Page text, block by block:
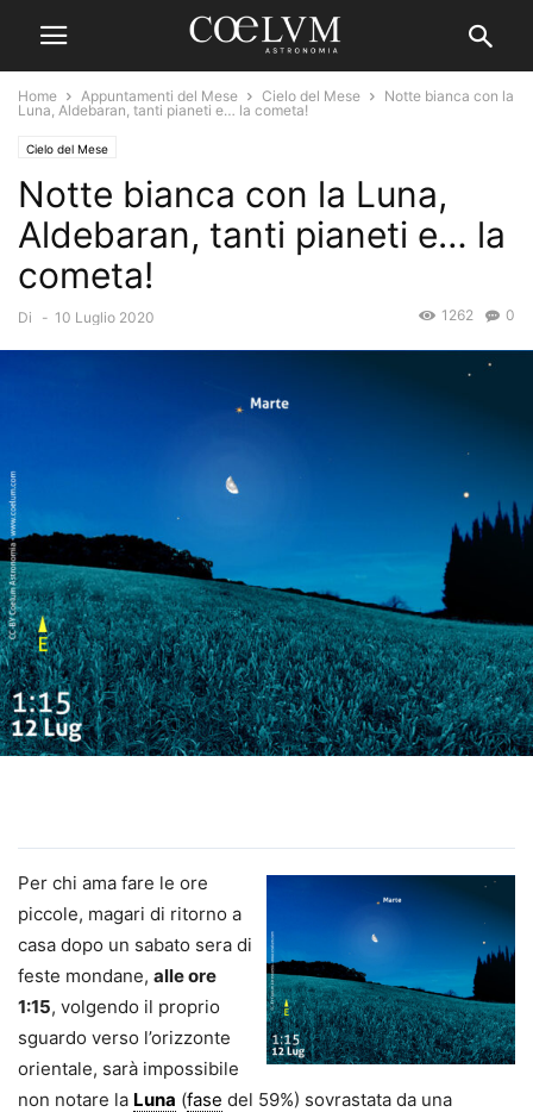
Home Appuntamenti del Mese Cielo del Mese
Notte bianca con la
Luna, Aldebaran, tanti pianeti e… la cometa!
Cielo del Mese
Notte bianca con la Luna,
Aldebaran, tanti pianeti e… la
cometa!
Di - 10 Luglio 2020 0
1262
Per chi ama fare le ore
piccole, magari di ritorno a
casa dopo un sabato sera di
feste mondane, alle ore
1:15, volgendo il proprio
sguardo verso l’orizzonte
orientale, sarà impossibile
non notare la Luna (fase del 59%) sovrastata da una